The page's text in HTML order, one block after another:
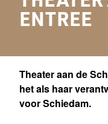
ENTREE
Theater aan de
het als haar
voor Schiedam.